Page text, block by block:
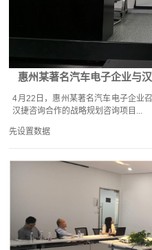
惠州某著名汽车电子企业与
4月22日，惠州某著名汽车电子企业
汉捷咨询合作的战略规划咨询项目...
先设置数据